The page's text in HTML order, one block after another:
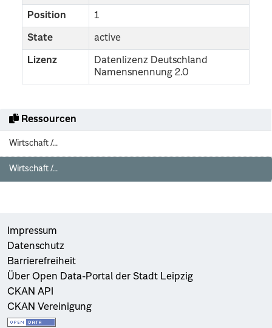
Ressourcen
Wirtschaft /...
Wirtschaft /...
Position 1
State active
Lizenz
Datenlizenz Deutschland
Namensnennung 2.0
Impressum
Datenschutz
Barrierefreiheit
Über Open Data-Portal der Stadt Leipzig
CKAN API
CKAN Vereinigung